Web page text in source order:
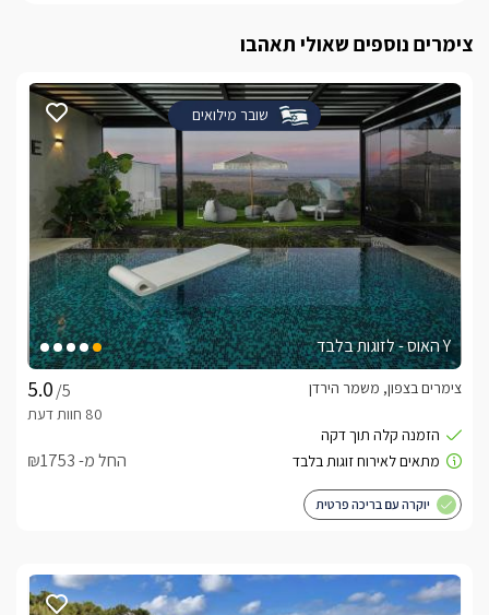
צימרים נוספים שאולי תאהבו
שובר מילואים
Y האוס - לזוגות בלבד
/5
צימרים בצפון, משמר הירדן
החל מ- ₪1753
יוקרה עם בריכה פרטית